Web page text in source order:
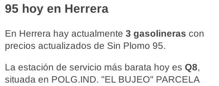
95 hoy en Herrera
En Herrera hay actualmente 3 gasolineras con
precios actualizados de Sin Plomo 95.
La estación de servicio más barata hoy es Q8,
situada en POLG.IND. "EL BUJEO" PARCELA